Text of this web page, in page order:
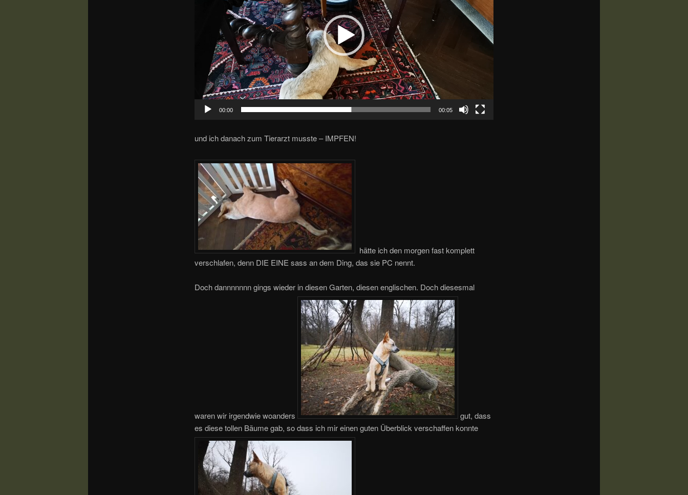
00:00 00:05
und ich danach zum Tierarzt musste – IMPFEN!
hätte ich den morgen fast komplett
verschlafen, denn DIE EINE sass an dem Ding, das sie PC nennt.
Doch dannnnnnn gings wieder in diesen Garten, diesen englischen. Doch diesesmal
waren wir irgendwie woanders
gut, dass
es diese tollen Bäume gab, so dass ich mir einen guten Überblick verschaffen konnte